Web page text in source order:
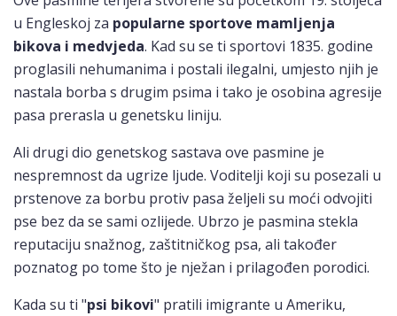
u Engleskoj za popularne sportove mamljenja
bikova i medvjeda. Kad su se ti sportovi 1835. godine
proglasili nehumanima i postali ilegalni, umjesto njih je
nastala borba s drugim psima i tako je osobina agresije
pasa prerasla u genetsku liniju.
Ali drugi dio genetskog sastava ove pasmine je
nespremnost da ugrize ljude. Voditelji koji su posezali u
prstenove za borbu protiv pasa željeli su moći odvojiti
pse bez da se sami ozlijede. Ubrzo je pasmina stekla
reputaciju snažnog, zaštitničkog psa, ali također
poznatog po tome što je nježan i prilagođen porodici.
Kada su ti "psi bikovi" pratili imigrante u Ameriku,